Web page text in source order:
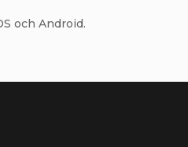
och Android.